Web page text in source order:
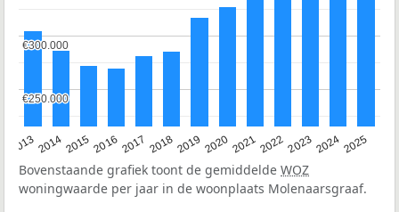
20132014201520162017 20182019 202020212022202320242025
€250.000
€250.000
€300.000
€300.000
Bovenstaande grafiek toont de gemiddelde WOZ
woningwaarde per jaar in de woonplaats Molenaarsgraaf.